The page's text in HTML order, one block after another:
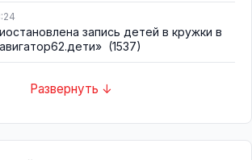
запись детей в кружки в
(1537)
Развернуть ↓